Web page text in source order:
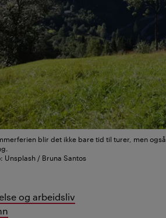
blir det ikke bare tid til turer, men også
Unsplash / Bruna Santos
og arbeidsliv